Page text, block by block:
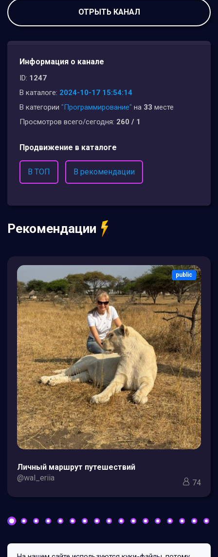
ОТРЫТЬ КАНАЛ
Информация о канале
ID: 1247
В каталоге: 2024-10-17 15:54:14
В категории "Программирование" на 33 месте
Просмотров всего/сегодня: 260 / 1
Продвижение в каталоге
В ТОП В рекомендации
Рекомендации
public
Личный маршрут путешествий
@wal_eriia
74